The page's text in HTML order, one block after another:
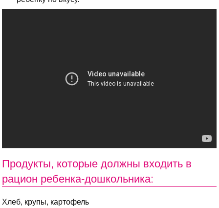
Продукты, которые должны входить в
рацион ребенка-дошкольника:
Хлеб, крупы, картофель